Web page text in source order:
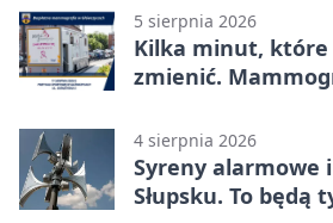
5 sierpnia 2026
Kilka minut, które
zmienić.
4 sierpnia 2026
Syreny alarmowe i
Słupsku. To będą